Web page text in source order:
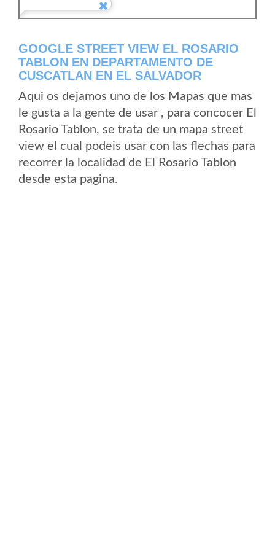
GOOGLE STREET VIEW EL ROSARIO
TABLON EN DEPARTAMENTO DE
CUSCATLAN EN EL SALVADOR
Aqui os dejamos uno de los Mapas que mas
le gusta a la gente de usar , para concocer El
Rosario Tablon, se trata de un mapa street
view el cual podeis usar con las flechas para
recorrer la localidad de El Rosario Tablon
desde esta pagina.